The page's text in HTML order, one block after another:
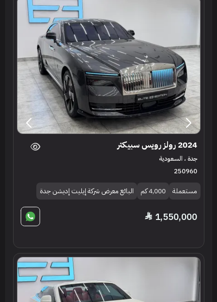
2024 رولز رويس سبيكتر
جدة ، السعودية
250960
مستعملة 4,000 كم البائع معرض شركة إيليت إديشن جدة
1,550,000